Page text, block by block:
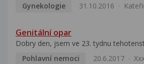
Gynekologie
31.10.2016
Genitální opar
Dobry den, jsem ve 23. tydnu
Pohlavní nemoci
20.6.2017